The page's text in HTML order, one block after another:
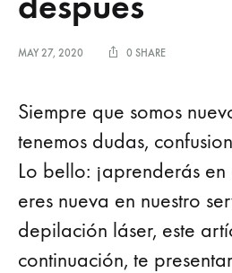
MAY 27, 2020 0 SHARE
Siempre que somos
tenemos dudas,
Lo bello: ¡aprenderás
eres nueva en nuestro
depilación láser, este
continuación, te